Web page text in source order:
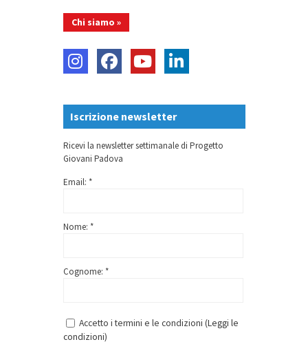
Chi siamo »
Iscrizione newsletter
Ricevi la newsletter settimanale di Progetto
Giovani Padova
Email: *
Nome: *
Cognome: *
Accetto i termini e le condizioni (Leggi le
condizioni)